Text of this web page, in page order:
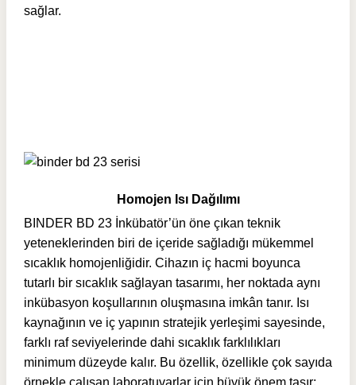
sağlar.
Homojen Isı Dağılımı
BINDER BD 23 İnkübatör’ün öne çıkan teknik
yeteneklerinden biri de içeride sağladığı mükemmel
sıcaklık homojenliğidir. Cihazın iç hacmi boyunca
tutarlı bir sıcaklık sağlayan tasarımı, her noktada aynı
inkübasyon koşullarının oluşmasına imkân tanır. Isı
kaynağının ve iç yapının stratejik yerleşimi sayesinde,
farklı raf seviyelerinde dahi sıcaklık farklılıkları
minimum düzeyde kalır. Bu özellik, özellikle çok sayıda
örnekle çalışan laboratuvarlar için büyük önem taşır;